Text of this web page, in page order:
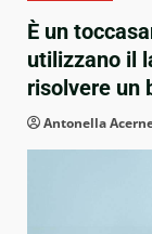
È un
utilizzano il
risolvere un
Antonella